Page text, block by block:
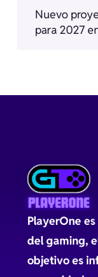
Nuevo
para 2027
PlayerOne
del gaming,
objetivo es